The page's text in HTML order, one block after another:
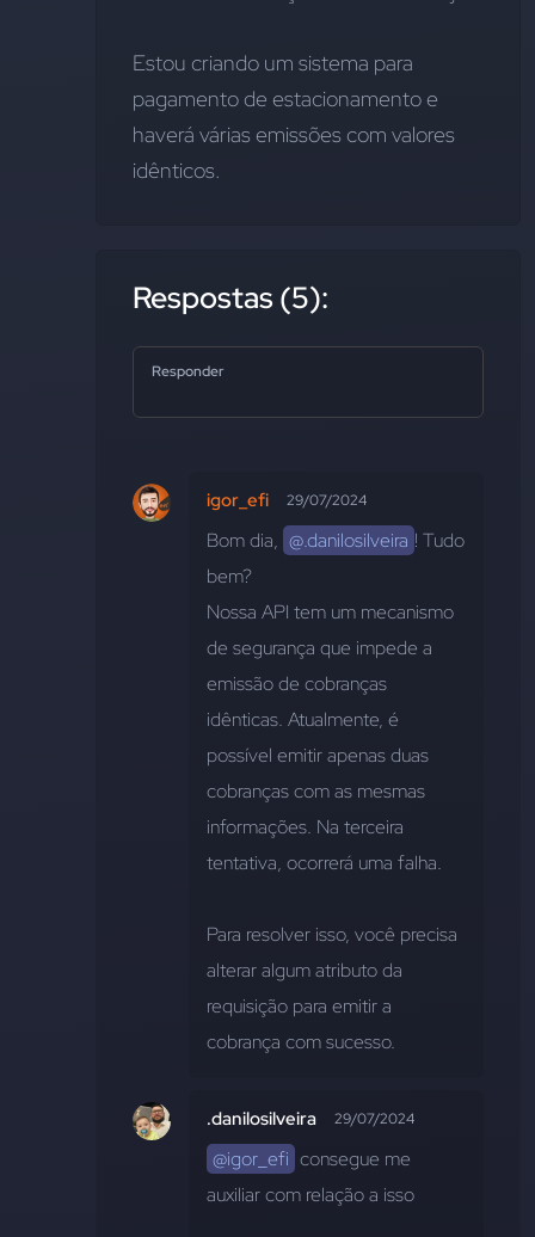
Estou criando um sistema para
pagamento de estacionamento e
haverá várias emissões com valores
idênticos.
Respostas (5):
Responder
igor_efi 29/07/2024
Bom dia, @.danilosilveira ! Tudo
bem?
Nossa API tem um mecanismo
de segurança que impede a
emissão de cobranças
idênticas. Atualmente, é
possível emitir apenas duas
cobranças com as mesmas
informações. Na terceira
tentativa, ocorrerá uma falha.
Para resolver isso, você precisa
alterar algum atributo da
requisição para emitir a
cobrança com sucesso.
.danilosilveira 29/07/2024
@igor_efi consegue me
auxiliar com relação a isso